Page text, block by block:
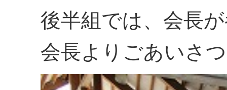
後半組では、会長
会長よりごあいさ